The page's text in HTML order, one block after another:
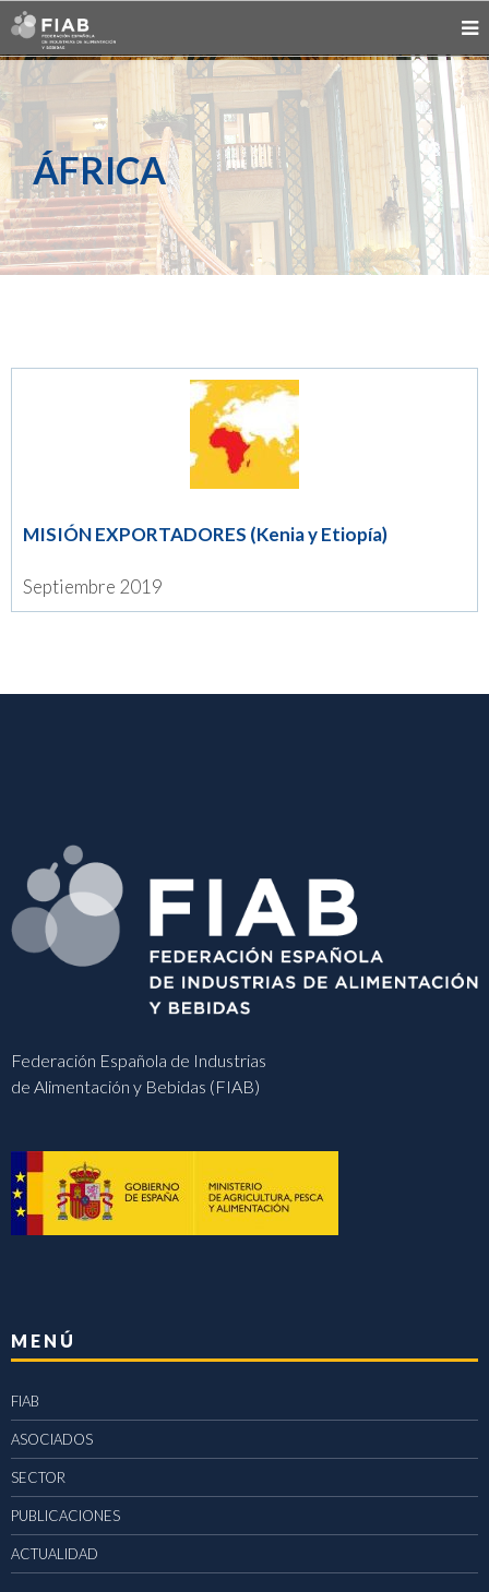
ÁFRICA
MISIÓN EXPORTADORES (Kenia y Etiopía)
Septiembre 2019
Federación Española de Industrias
de Alimentación y Bebidas (FIAB)
MENÚ
FIAB
ASOCIADOS
SECTOR
PUBLICACIONES
ACTUALIDAD